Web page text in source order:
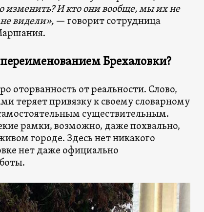
изменить? И кто они вообще, мы их не
видели», — говорит сотрудница
переименованием Брехаловки?
оторванность от реальности. Слово,
теряет привязку к своему словарному
существительным.
рамки, возможно, даже похвально,
городе. Здесь нет никакого
нет даже официально